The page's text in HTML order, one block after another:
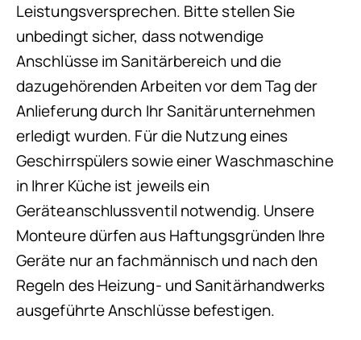
Leistungsversprechen. Bitte stellen Sie
unbedingt sicher, dass notwendige
Anschlüsse im Sanitärbereich und die
dazugehörenden Arbeiten vor dem Tag der
Anlieferung durch Ihr Sanitärunternehmen
erledigt wurden. Für die Nutzung eines
Geschirrspülers sowie einer Waschmaschine
in Ihrer Küche ist jeweils ein
Geräteanschlussventil notwendig. Unsere
Monteure dürfen aus Haftungsgründen Ihre
Geräte nur an fachmännisch und nach den
Regeln des Heizung- und Sanitärhandwerks
ausgeführte Anschlüsse befestigen.